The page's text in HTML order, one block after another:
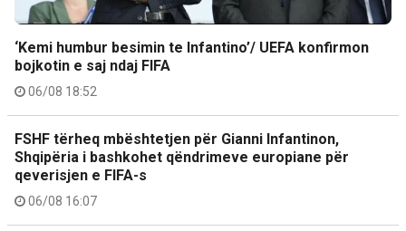
‘Kemi humbur besimin te Infantino’/ UEFA konfirmon
bojkotin e saj ndaj FIFA
06/08 18:52
FSHF tërheq mbështetjen për Gianni Infantinon,
Shqipëria i bashkohet qëndrimeve europiane për
qeverisjen e FIFA-s
06/08 16:07